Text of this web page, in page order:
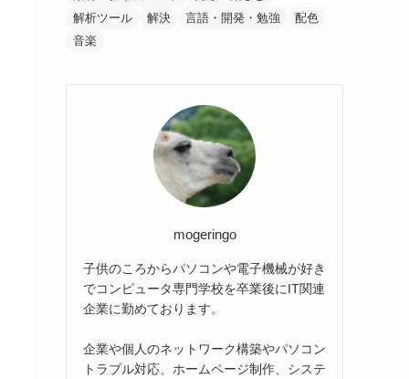
解析ツール
解決 言語・開発・勉強
配色
音楽
mogeringo
子供のころからパソコンや電子機械が好き
でコンピュータ専門学校を卒業後にIT関連
企業に勤めております。
企業や個人のネットワーク構築やパソコン
トラブル対応、ホームページ制作、システ